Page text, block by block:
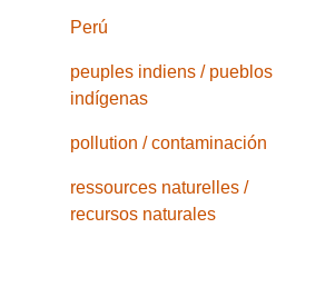
Perú
peuples indiens / pueblos
indígenas
pollution / contaminación
ressources naturelles /
recursos naturales